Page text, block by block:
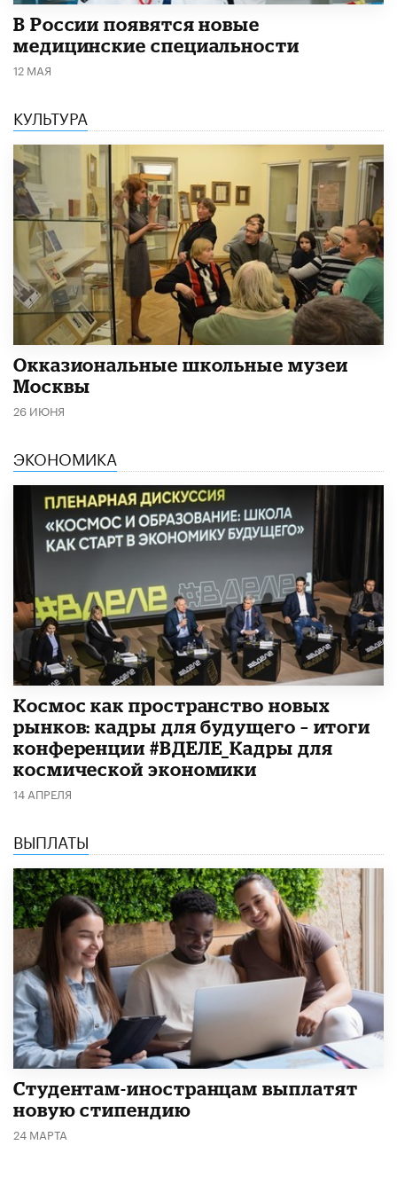
В России появятся новые
медицинские специальности
12 МАЯ
КУЛЬТУРА
​Окказиональные школьные музеи
Москвы
26 ИЮНЯ
ЭКОНОМИКА
Космос как пространство новых
рынков: кадры для будущего – итоги
конференции #ВДЕЛЕ_Кадры для
космической экономики
14 АПРЕЛЯ
ВЫПЛАТЫ
Студентам-иностранцам выплатят
новую стипендию
24 МАРТА